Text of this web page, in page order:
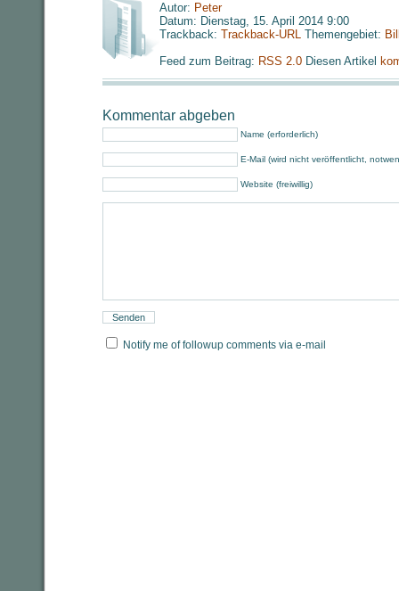
Autor: Peter
Datum: Dienstag, 15. April 2014 9:00
Trackback: Trackback-URL Themengebiet:
Feed zum Beitrag: RSS 2.0 Diesen Artikel
Kommentar abgeben
Name (erforderlich)
E-Mail (wird nicht veröffentlicht,
Website (freiwillig)
Notify me of followup comments via e-mail